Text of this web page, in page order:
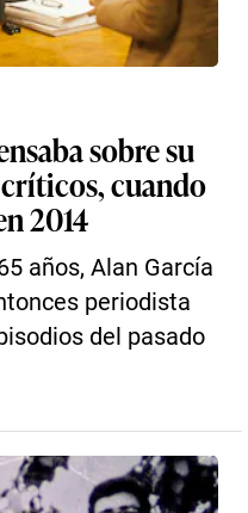
sobre su
cuando
2014
años, Alan García
periodista
del pasado